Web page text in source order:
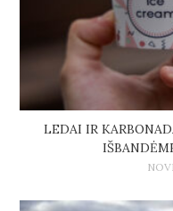
LEDAI IR